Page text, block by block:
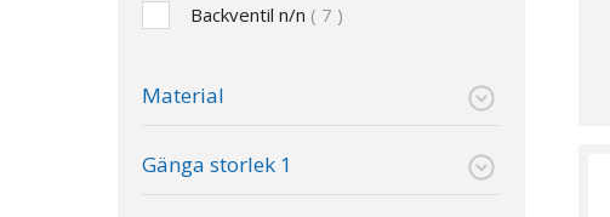
Backventil n/n 7
Material
Gänga storlek 1